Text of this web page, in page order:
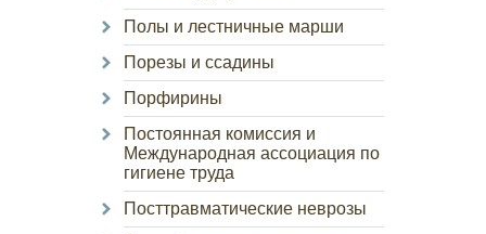
Полы и лестничные марши
Порезы и ссадины
Порфирины
Постоянная комиссия и
Международная ассоциация по
гигиене труда
Посттравматические неврозы